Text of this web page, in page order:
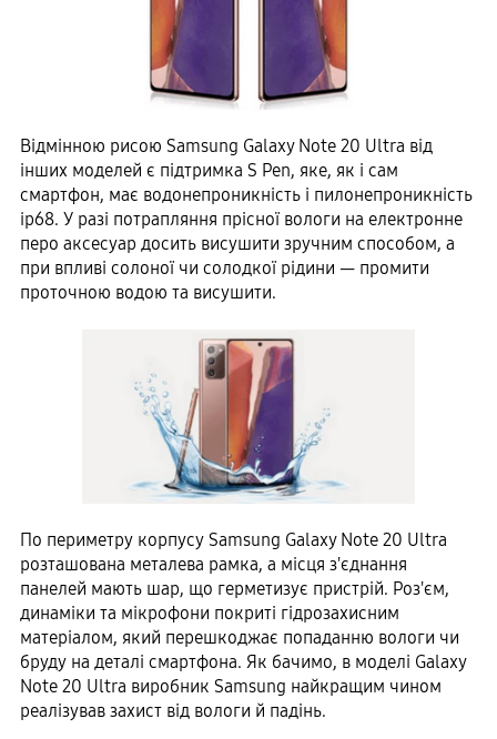
Відмінною рисою Samsung Galaxy Note 20 Ultra від
інших моделей є підтримка S Pen, яке, як і сам
смартфон, має водонепроникність і пилонепроникність
ip68. У разі потрапляння прісної вологи на електронне
перо аксесуар досить висушити зручним способом, а
при впливі солоної чи солодкої рідини — промити
проточною водою та висушити.
По периметру корпусу Samsung Galaxy Note 20 Ultra
розташована металева рамка, а місця з'єднання
панелей мають шар, що герметизує пристрій. Роз'єм,
динаміки та мікрофони покриті гідрозахисним
матеріалом, який перешкоджає попаданню вологи чи
бруду на деталі смартфона. Як бачимо, в моделі Galaxy
Note 20 Ultra виробник Samsung найкращим чином
реалізував захист від вологи й падінь.